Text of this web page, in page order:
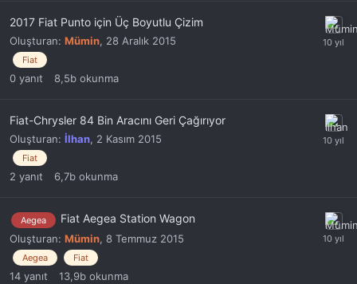
2017 Fiat Punto için Üç Boyutlu Çizim
Oluşturan: Mümin, 28 Aralık 2015
Fiat
0 yanıt 8,5b okunma
Fiat-Chrysler 84 Bin Aracını Geri Çağırıyor
Oluşturan: İlhan, 2 Kasım 2015
Fiat
2 yanıt 6,7b okunma
Aegea Fiat Aegea Station Wagon
Oluşturan: Mümin, 8 Temmuz 2015
Aegea Fiat
14 yanıt 13,9b okunma